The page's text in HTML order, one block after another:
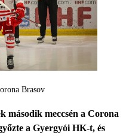
Brasov
második meccsén a Corona
a Gyergyói HK-t, és